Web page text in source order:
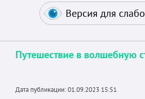
Версия для
Путешествие в волшебную
Дата публикации: 01.09.2023 15:51